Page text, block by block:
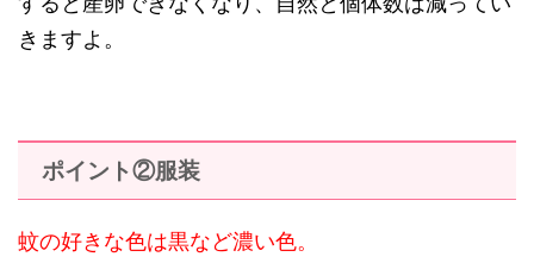
きますよ。
ポイント②服装
蚊の好きな色は黒など濃い色。